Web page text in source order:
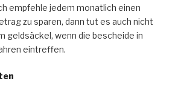
empfehle jedem monatlich einen
zu sparen, dann tut es auch nicht
geldsäckel, wenn die bescheide in
eintreffen.